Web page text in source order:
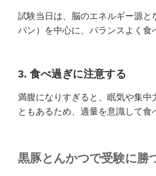
試験当日は、脳のエネルギー源と
パン）を中心に、バランスよく食
3. 食べ過ぎに注意する
満腹になりすぎると、眠気や集中
ともあるため、適量を意識して食
黒豚とんかつで受験に勝